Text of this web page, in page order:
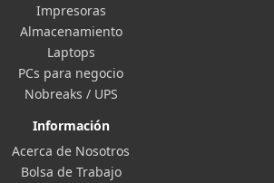
Impresoras
Almacenamiento
Laptops
PCs para negocio
Nobreaks / UPS
Información
Acerca de Nosotros
Bolsa de Trabajo